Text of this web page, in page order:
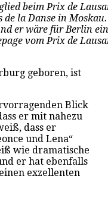
beim Prix de
la Danse in
er wäre für Berlin
vom Prix de
geboren, ist
Blick
er mit nahezu
dass er
und Lena“
wie dramatische
er hat ebenfalls
exzellenten